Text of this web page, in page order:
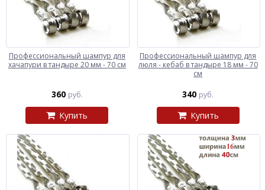
Профессиональный шампур для
хачапури в тандыре 20 мм - 70 см
360 руб.
Купить
Профессиональный шампур для
люля - кебаб в тандыре 18 мм - 70
см
340 руб.
Купить